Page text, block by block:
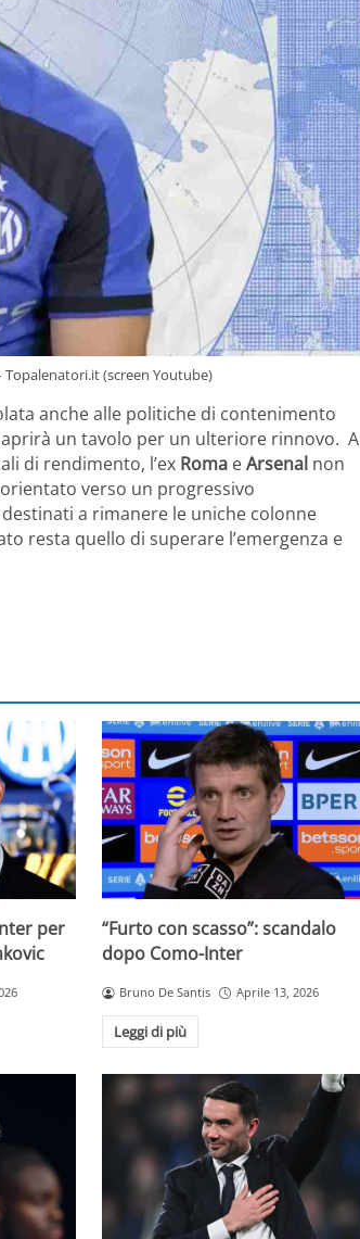
Topalenatori.it (screen Youtube)
anche alle politiche di contenimento
un tavolo per un ulteriore rinnovo. A
di rendimento, l’ex Roma eArsenal non
verso un progressivo
destinati a rimanere le uniche colonne
resta quello di superare l’emergenza e
per
“Furto con scasso”: scandalo
dopo Como-Inter
Bruno De Santis Aprile 13, 2026
Leggi di più